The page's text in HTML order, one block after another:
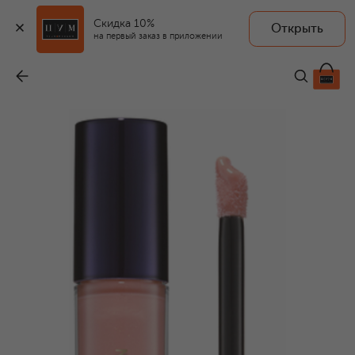
Скидка 10%
на первый заказ в приложении
Открыть
5 590 ₽